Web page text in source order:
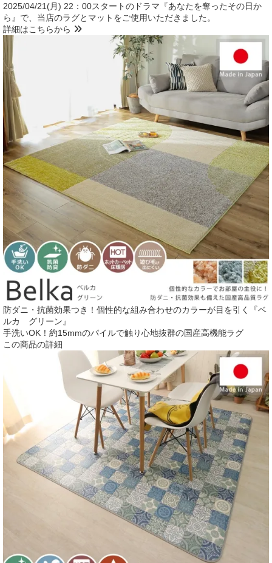
2025/04/21(月) 22：00スタートのドラマ『あなたを奪ったその日か
ら』で、当店のラグとマットをご使用いただきました。
詳細はこちらから
防ダニ・抗菌効果つき！個性的な組み合わせのカラーが目を引く『ベ
ルカ グリーン』
手洗いOK！約15mmのパイルで触り心地抜群の国産高機能ラグ
この商品の詳細